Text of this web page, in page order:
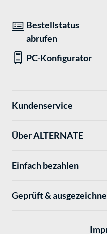
Bestellstatus
abrufen
PC-Konfigurator
Kundenservice
Über ALTERNATE
Einfach bezahlen
Geprüft &